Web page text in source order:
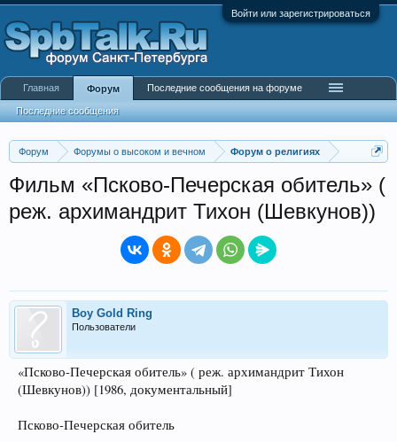
Войти или зарегистрироваться
Форум Форумы о высоком и вечном Форум о религиях
Фильм «Псково-Печерская обитель» (
реж. архимандрит Тихон (Шевкунов))
Boy Gold Ring
Пользователи
«Псково-Печерская обитель» ( реж. архимандрит Тихон
(Шевкунов)) [1986, документальный]
Псково-Печерская обитель
Главная Форум
Последние сообщения
Последние сообщения на форуме